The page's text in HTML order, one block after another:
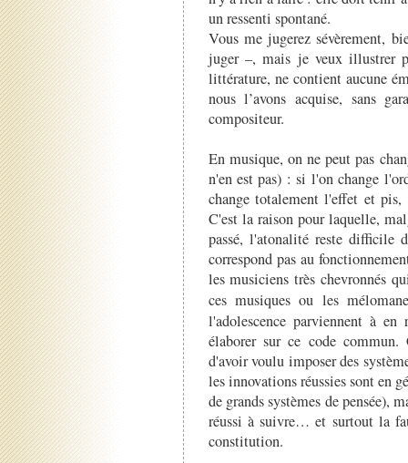
un ressenti spontané.
Vous me jugerez sévèrement,
juger –, mais je veux illustrer
littérature, ne contient aucune
nous l’avons acquise, sans
compositeur.
En musique, on ne peut pas
n'en est pas) : si l'on change
change totalement l'effet et pis,
C'est la raison pour laquelle,
passé, l'atonalité reste difficile
correspond pas au
les musiciens très chevronnés
ces musiques ou les
l'adolescence parviennent à
élaborer sur ce code
d'avoir voulu imposer des
les innovations réussies sont en
de grands systèmes de pensée),
réussi à suivre… et surtout la
constitution.